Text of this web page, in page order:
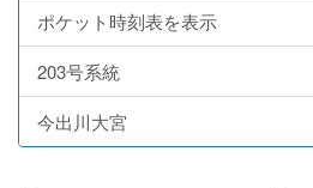
ポケット時刻表を表示
203号系統
今出川大宮